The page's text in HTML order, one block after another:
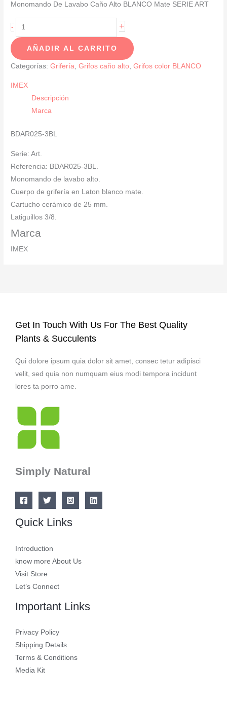
Monomando De Lavabo Caño Alto BLANCO Mate SERIE ART
-
Monomando
De
Lavabo
Caño
BLANCO
SERIE
cantidad
+
AÑADIR AL CARRITO
Categorías:Grifería ,Grifos caño alto ,Grifos color BLANCO
IMEX
Descripción
Marca
BDAR025-3BL
Serie: Art.
Referencia: BDAR025-3BL.
Monomando de lavabo alto.
Cuerpo de grifería en Laton blanco mate.
Cartucho cerámico de 25 mm.
Latiguillos 3/8.
Marca
IMEX
Get In Touch With Us For The Best Quality
Plants & Succulents
Qui dolore ipsum quia dolor sit amet, consec tetur adipisci
velit, sed quia non numquam eius modi tempora incidunt
lores ta porro ame.
Simply Natural
Quick Links
Introduction
know more About Us
Visit Store
Let’s Connect
Important Links
Privacy Policy
Shipping Details
Terms & Conditions
Media Kit